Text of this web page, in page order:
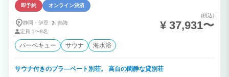
即予約 オンライン決済
静岡・伊豆
熱海
定員 1〜8名
(税込)
¥ 37,931〜
バーベキュー サウナ 海水浴
サウナ付きのプラ―ベート別荘。 高台の閑静な貸別荘